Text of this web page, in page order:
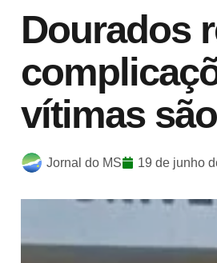
Dourados
vítimas
Jornal do MS 19 de junho